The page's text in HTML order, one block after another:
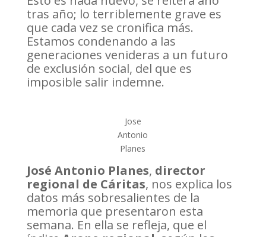
tras año; lo terriblemente grave es
que cada vez se cronifica más.
Estamos condenando a las
generaciones venideras a un futuro
de exclusión social, del que es
imposible salir indemne.
Jose
Antonio
Planes
José Antonio Planes, director
regional de Cáritas, nos explica los
datos más sobresalientes de la
memoria que presentaron esta
semana. En ella se refleja, que el